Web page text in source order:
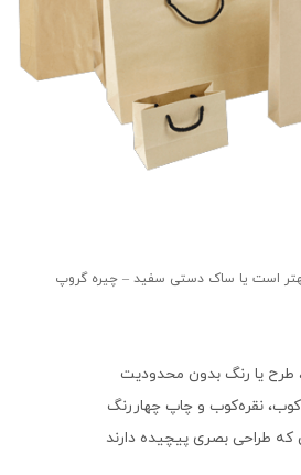
است یا ساک دستی سفید – چیره گروپ
طرح یا رنگ بدون محدودیت
که طراحی بصری پیچیده دارند